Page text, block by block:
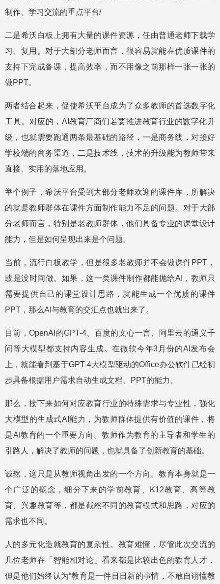
制作、学习交流的重点平台/
二是希沃白板上拥有大量的课件资源，任由普通老师下载学
习、复用。对于大部分老师而言，很容易就能在优质课件的
支持下完成备课，提高效率，而不用像之前那样一张一张的
做PPT。
两者结合起来，促使希沃平台成为了众多教师的首选数字化
工具。对应的，AI教育厂商们若要推进教育行业的数字化升
级，也就需要跑通两条最基础的路径，一是商务线，对接好
学校端的商务渠道，二是技术线，技术的升级能为教师带来
直接、实用的落地应用。
举个例子，希沃平台受到大部分老师欢迎的课件库，所解决
的就是教师群体在课件方面制作能力不足的问题。对于大部
分老师而言，特别是老教师群体，他们具备专业的课堂设计
能力，但是如何呈现出来是个问题。
当前，流行白板教学，但是很多老教师并不会做课件PPT，
或是没时间做。如果，这一类课件制作都能抛给AI，教师只
需要提供自己的课堂设计思路，就能生成一个优质的课件
PPT，那么AI与教育的交汇点也就出来了。
目前，OpenAI的GPT-4、百度的文心一言、阿里云的通义千
问等大模型都支持内容生成。在微软今年3月份的AI发布会
上，就能看到基于GPT-4大模型驱动的Office办公软件已经初
步具备根据用户需求自动生成文档、PPT的能力。
那么，接下来如何对应教育行业的特殊需求与专业性，强化
大模型的生成式AI能力，为教师群体提供有价值的课件，将
是AI教育的一个重要方向。教师作为教育的主导者和学生的
引路人，解决了教师的问题，也就具备了创新教育的基础。
诚然，这只是从教师视角出发的一个方向。教育本身就是一
个广泛的概念，细分下来的学前教育、K12教育、高等教
育、兴趣教育等，都是截然不同的教育模式和思路，对应的
需求也不同。
人的多元化造就教育的复杂性。教育难懂，尽管此次交流的
几位老师在「智能相对论」看来都是比较出色的教育人才，
但是他们始终认为“教育是一件日日新的事情，不敢自诩懂教